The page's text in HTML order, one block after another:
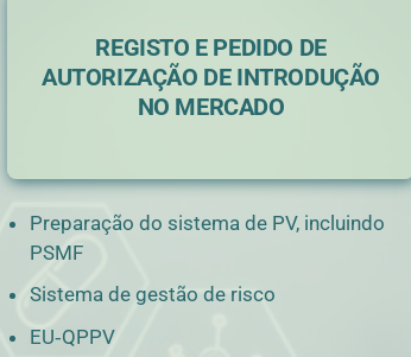
REGISTO E PEDIDO DE
AUTORIZAÇÃO DE INTRODUÇÃO
NO MERCADO
Preparação do sistema de PV, incluindo
PSMF
Sistema de gestão de risco
EU‑QPPV